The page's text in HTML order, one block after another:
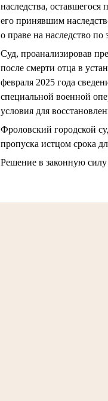
наследства,
его принявшим
о праве на наследство
Суд, проанализировав
после смерти отца в
февраля 2025 года
специальной военной
условия для
Фроловский городской
пропуска истцом срока
Решение в законную